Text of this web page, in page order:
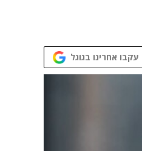
עקבו אחרינו בגוגל